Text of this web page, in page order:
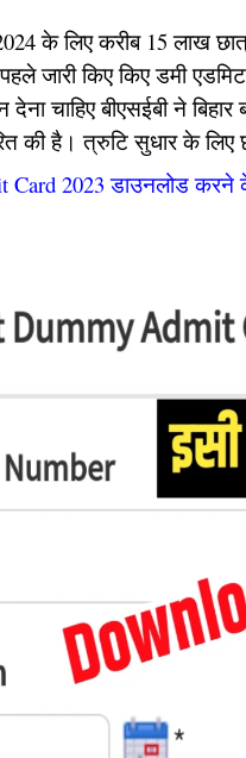
2024 के लिए करीब 15
जारी किए किए डमी
चाहिए बीएसईबी ने
की है। त्रुटि सुधार के
Card 2023 डाउनलोड